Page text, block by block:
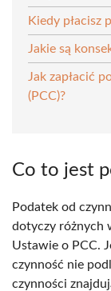
Kiedy płacisz
Jakie są
Jak zapłacić
(PCC)?
Co to jest
Podatek od
dotyczy różnych
Ustawie o PCC.
czynność nie
czynności